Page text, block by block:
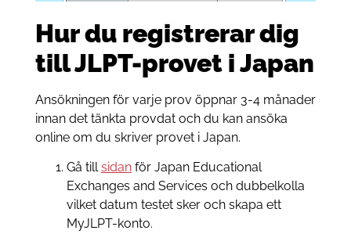
Hur du registrerar dig
till JLPT-provet i Japan
Ansökningen för varje prov öppnar 3-4 månader
innan det tänkta provdat och du kan ansöka
online om du skriver provet i Japan.
Gå tillsidanför Japan Educational
Exchanges and Services och dubbelkolla
vilket datum testet sker och skapa ett
MyJLPT-konto.